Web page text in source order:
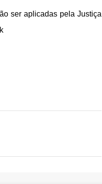
ser aplicadas pela Justiça